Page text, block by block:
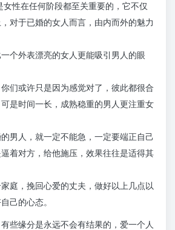
性在任何阶段都至关重要的，它不仅
对于已婚的女人而言，由内而外的魅力
个外表漂亮的女人更能吸引男人的眼
们或许只是因为感觉对了，彼此都很合
是时间一长，成熟稳重的男人更注重女
男人，就一定不能急，一定要端正自己
着对方，给他施压，效果往往是适得其
庭，挽回心爱的丈夫，做好以上几点以
己的心态。
些缘分是永远不会有结果的，爱一个人